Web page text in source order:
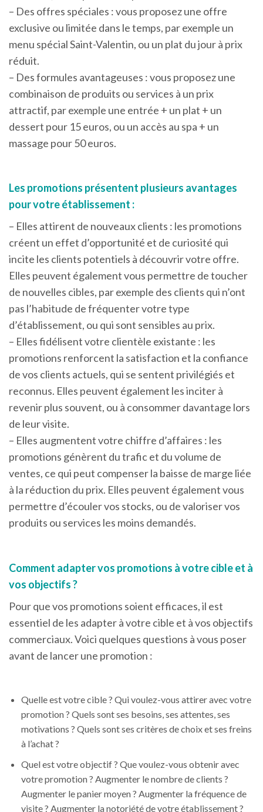
– Des offres spéciales : vous proposez une offre
exclusive ou limitée dans le temps, par exemple un
menu spécial Saint-Valentin, ou un plat du jour à prix
réduit.
– Des formules avantageuses : vous proposez une
combinaison de produits ou services à un prix
attractif, par exemple une entrée + un plat + un
dessert pour 15 euros, ou un accès au spa + un
massage pour 50 euros.
Les promotions présentent plusieurs avantages
pour votre établissement :
– Elles attirent de nouveaux clients : les promotions
créent un effet d’opportunité et de curiosité qui
incite les clients potentiels à découvrir votre offre.
Elles peuvent également vous permettre de toucher
de nouvelles cibles, par exemple des clients qui n’ont
pas l’habitude de fréquenter votre type
d’établissement, ou qui sont sensibles au prix.
– Elles fidélisent votre clientèle existante : les
promotions renforcent la satisfaction et la confiance
de vos clients actuels, qui se sentent privilégiés et
reconnus. Elles peuvent également les inciter à
revenir plus souvent, ou à consommer davantage lors
de leur visite.
– Elles augmentent votre chiffre d’affaires : les
promotions génèrent du trafic et du volume de
ventes, ce qui peut compenser la baisse de marge liée
à la réduction du prix. Elles peuvent également vous
permettre d’écouler vos stocks, ou de valoriser vos
produits ou services les moins demandés.
Comment adapter vos promotions à votre cible et à
vos objectifs ?
Pour que vos promotions soient efficaces, il est
essentiel de les adapter à votre cible et à vos objectifs
commerciaux. Voici quelques questions à vous poser
avant de lancer une promotion :
Quelle est votre cible ? Qui voulez-vous attirer avec votre
promotion ? Quels sont ses besoins, ses attentes, ses
motivations ? Quels sont ses critères de choix et ses freins
à l’achat ?
Quel est votre objectif ? Que voulez-vous obtenir avec
votre promotion ? Augmenter le nombre de clients ?
Augmenter le panier moyen ? Augmenter la fréquence de
visite ? Augmenter la notoriété de votre établissement ?